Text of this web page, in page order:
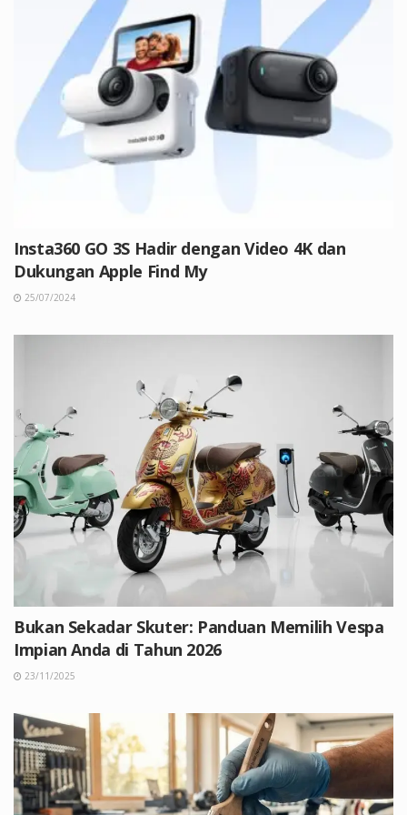
Insta360 GO 3S Hadir dengan Video 4K dan
Dukungan Apple Find My
25/07/2024
Bukan Sekadar Skuter: Panduan Memilih Vespa
Impian Anda di Tahun 2026
23/11/2025